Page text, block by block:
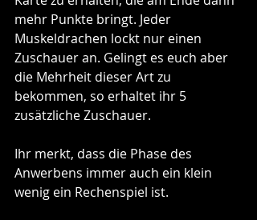
mehr Punkte bringt. Jeder
Muskeldrachen lockt nur einen
Zuschauer an. Gelingt es euch aber
die Mehrheit dieser Art zu
bekommen, so erhaltet ihr 5
zusätzliche Zuschauer.
Ihr merkt, dass die Phase des
Anwerbens immer auch ein klein
wenig ein Rechenspiel ist.